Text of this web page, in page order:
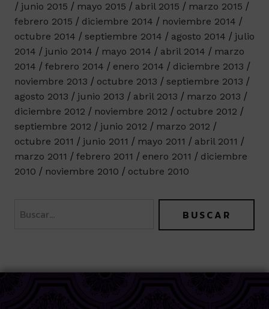
junio 2015
mayo 2015 abril 2015
marzo 2015
febrero 2015
diciembre 2014
noviembre 2014
octubre 2014
septiembre 2014 agosto 2014
julio
2014
junio 2014 mayo 2014 abril 2014
marzo
2014
febrero 2014 enero 2014
diciembre 2013
noviembre 2013
octubre 2013
septiembre 2013
agosto 2013
junio 2013 abril 2013
marzo 2013
diciembre 2012
noviembre 2012
octubre 2012
septiembre 2012
junio 2012
marzo 2012
octubre 2011
junio 2011 mayo 2011
abril 2011
marzo 2011
febrero 2011 enero 2011
diciembre
2010
noviembre 2010 octubre 2010